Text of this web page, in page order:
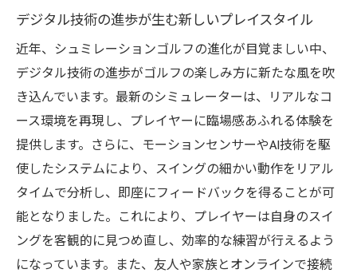
デジタル技術の進歩が生む新しいプレイスタイル
近年、シュミレーションゴルフの進化が目覚ましい中、
デジタル技術の進歩がゴルフの楽しみ方に新たな風を吹
き込んでいます。最新のシミュレーターは、リアルなコ
ース環境を再現し、プレイヤーに臨場感あふれる体験を
提供します。さらに、モーションセンサーやAI技術を駆
使したシステムにより、スイングの細かい動作をリアル
タイムで分析し、即座にフィードバックを得ることが可
能となりました。これにより、プレイヤーは自身のスイ
ングを客観的に見つめ直し、効率的な練習が行えるよう
になっています。また、友人や家族とオンラインで接続